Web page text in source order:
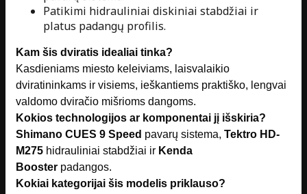
Patikimi hidrauliniai diskiniai stabdžiai ir
platus padangų profilis.
Kam šis dviratis idealiai tinka?
Kasdieniams miesto keleiviams, laisvalaikio
dviratininkams ir visiems, ieškantiems praktiško, lengvai
valdomo dviračio mišrioms dangoms.
Kokios technologijos ar komponentai jį išskiria?
Shimano CUES 9 Speed pavarų sistema, Tektro HD-
M275 hidrauliniai stabdžiai ir Kenda
Booster padangos.
Kokiai kategorijai šis modelis priklauso?